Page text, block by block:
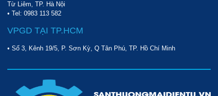
Từ Liêm, TP. Hà Nội
• Tel: 0983 113 582
VPGD TẠI TP.HCM
• Số 3, Kênh 19/5, P. Sơn Kỳ, Q Tân Phú, TP. Hồ Chí Minh